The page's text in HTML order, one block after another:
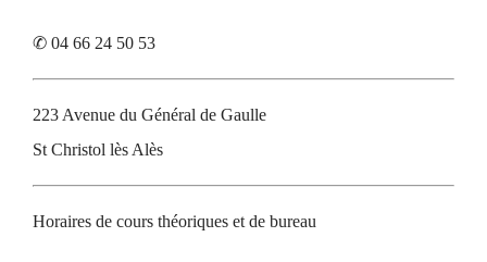
✆ 04 66 24 50 53
223 Avenue du Général de Gaulle
St Christol lès Alès
Horaires de cours théoriques et de bureau